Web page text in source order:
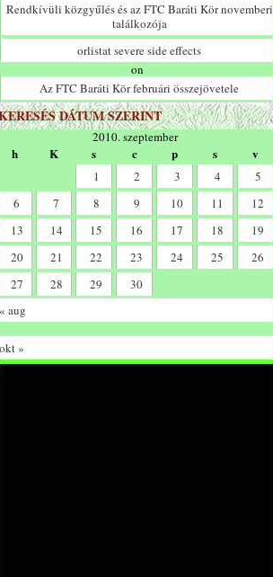
Rendkívüli közgyűlés és az FTC Baráti Kör novemberi
találkozója
orlistat severe side effects
on
Az FTC Baráti Kör februári összejövetele
DÁTUM SZERINT
2010. szeptember
h K s c p s v
1 2 3 4
5
6
7 8 9 10 11
12
13
14 15 16 17 18
19
20
21 22 23 24 25
26
27
28 29
30
« aug
okt »